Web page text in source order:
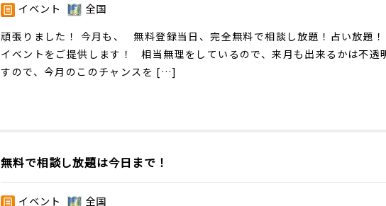
イベント 全国
頑張りました！ 今月も、 無料登録当日、完全無料で相談し放題！占い放題
イベントをご提供します！ 相当無理をしているので、来月も出来るかは不透
すので、今月のこのチャンスを […]
無料で相談し放題は今日まで！
イベント 全国